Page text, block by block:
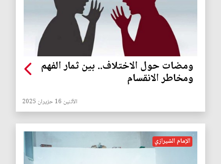
ومضات حول الاختلاف.. بين ثمار الفهم
ومخاطر الانقسام
الأثنين 16 حزيران 2025
الإمام الشيرازي